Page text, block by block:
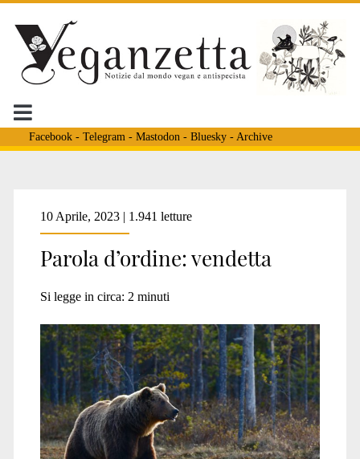
Facebook- Telegram - Mastodon - Bluesky- Archive
Tag:
<span>uccisione
orsi</span>
10 Aprile, 2023 | 1.941 letture
Parola d’ordine: vendetta
Si legge in circa: 2 minuti